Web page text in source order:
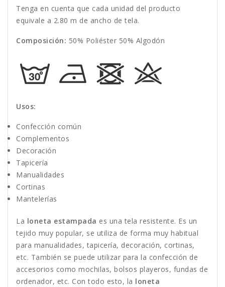
Tenga en cuenta que cada unidad del producto
equivale a 2.80 m de ancho de tela.
Composición: 50% Poliéster 50% Algodón
Usos:
Confección común
Complementos
Decoración
Tapicería
Manualidades
Cortinas
Mantelerías
La loneta estampada es una tela resistente. Es un
tejido muy popular, se utiliza de forma muy habitual
para manualidades, tapicería, decoración, cortinas,
etc. También se puede utilizar para la confección de
accesorios como mochilas, bolsos playeros, fundas de
ordenador, etc. Con todo esto, la loneta